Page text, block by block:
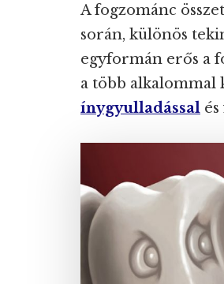
A fogzománc
során, különös
egyformán erős a
a több alkalommal
ínygyulladással